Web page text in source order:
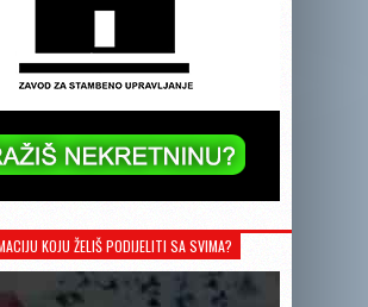
KOJU ŽELIŠ PODIJELITI SA SVIMA?